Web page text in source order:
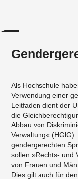
Als Hochschule
Verwendung einer
Leitfaden dient der
die
Abbau von
Verwaltung«
gendergerechten
sollen »Rechts- und
von Frauen und
Dies gilt auch für